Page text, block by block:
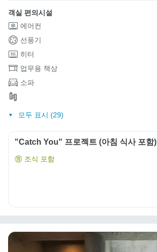
객실 편의시설
에어컨
선풍기
히터
업무용 책상
소파
모두 표시 (29)
"Catch You" 프로젝트 (아침 식사 포함)
조식 포함